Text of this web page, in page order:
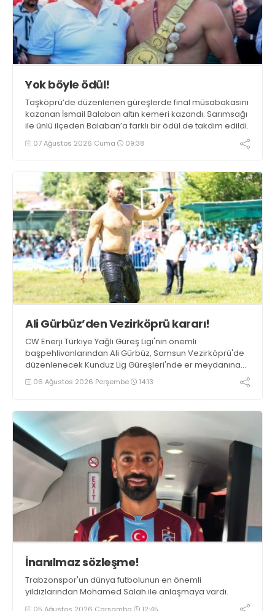
Yok böyle ödül!
Taşköprü’de düzenlenen güreşlerde final müsabakasını
kazanan İsmail Balaban altın kemeri kazandı. Sarımsağı
ile ünlü ilçeden Balaban’a farklı bir ödül de takdim edildi.
07 Ağustos 2026 Cuma 09:38
Ali Gürbüz’den Vezirköprü kararı!
CW Enerji Türkiye Yağlı Güreş Ligi'nin önemli
başpehlivanlarından Ali Gürbüz, Samsun Vezirköprü'de
düzenlenecek Kunduz Lig Güreşleri'nde er meydanına
çıkmayacak.
06 Ağustos 2026 Perşembe 14:13
İnanılmaz sözleşme!
Trabzonspor'un dünya futbolunun en önemli
yıldızlarından Mohamed Salah ile anlaşmaya vardı.
05 Ağustos 2026 Çarşamba 12:45